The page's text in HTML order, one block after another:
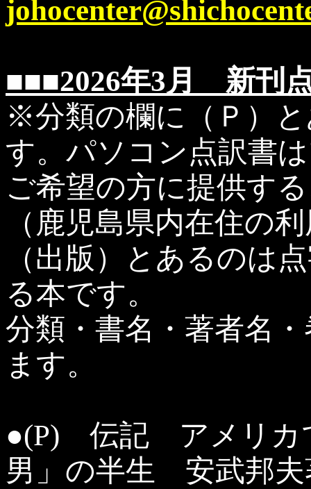
■■■2026年3月 新刊
※分類の欄に（Ｐ）
す。パソコン点訳書
ご希望の方に提供す
（鹿児島県内在住の
（出版）とあるのは
る本です。
分類・書名・著者名
ます。
●(P) 伝記 アメリカ
男」の半生 安武